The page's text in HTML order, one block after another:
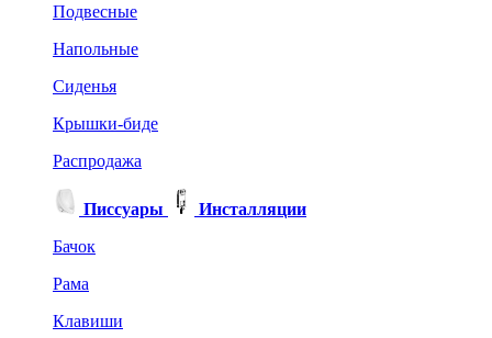
Подвесные
Напольные
Сиденья
Крышки-биде
Распродажа
Писсуары
Инсталляции
Бачок
Рама
Клавиши